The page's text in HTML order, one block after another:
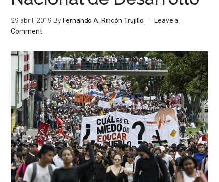
29 abril, 2019 By Fernando A. Rincón Trujillo
Leave a
Comment